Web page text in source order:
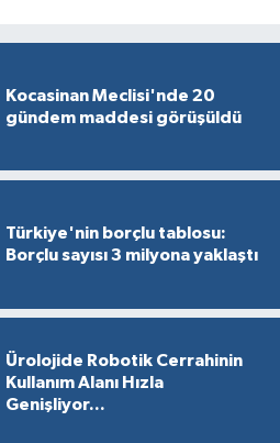
Kocasinan Meclisi'nde 20
gündem maddesi görüşüldü
Türkiye'nin borçlu tablosu:
Borçlu sayısı 3 milyona yaklaştı
Ürolojide Robotik Cerrahinin
Kullanım Alanı Hızla
Genişliyor...